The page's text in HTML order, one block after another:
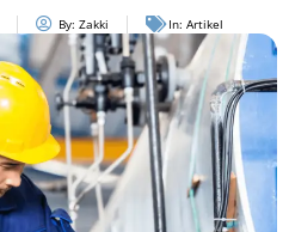
By: Zakki In: Artikel